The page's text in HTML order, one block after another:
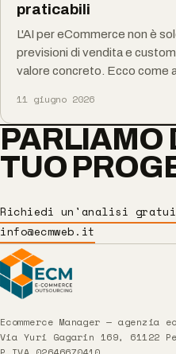
praticabili
L'AI per eCommerce non è
previsioni di vendita e
valore concreto. Ecco come
11 giugno 2026
PARLIAMO
TUO
Richiedi un'analisi
info@ecmweb.it
Ecommerce Manager — agenzia
Via Yuri Gagarin 169, 61122